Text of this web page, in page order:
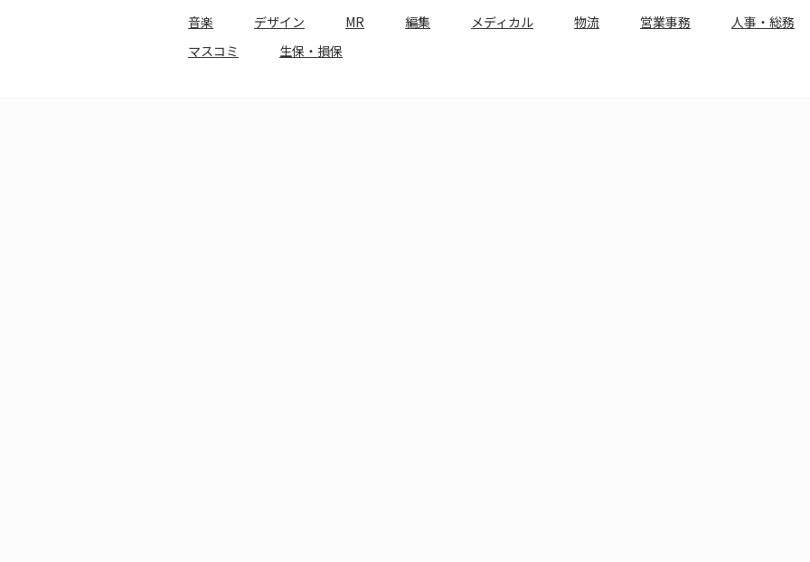
音楽
デザイン MR 編集 メディカル 物流 営業事務 人事・総務
マスコミ
生保・損保